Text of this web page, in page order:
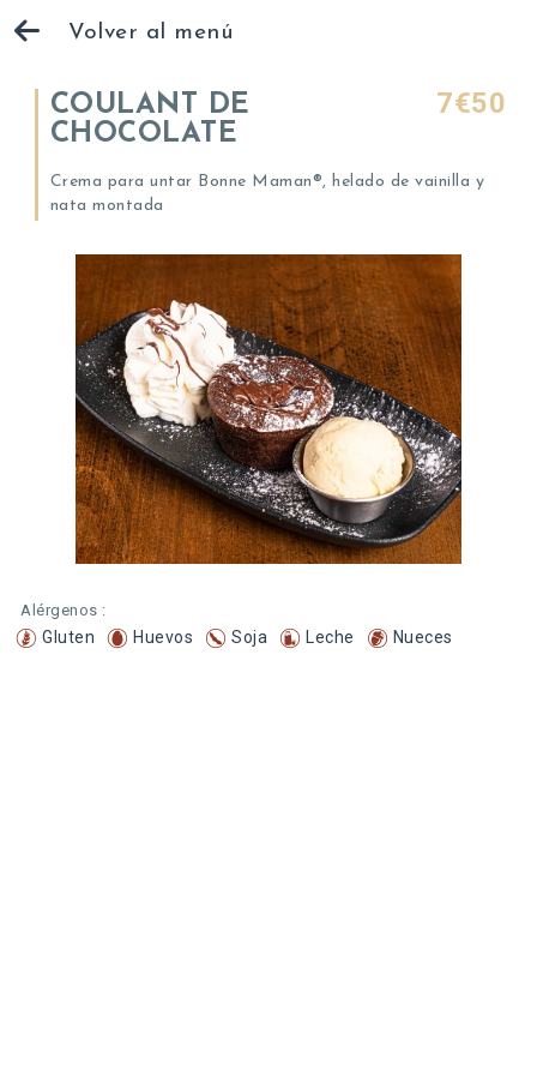
Volver al menú
COULANT DE
CHOCOLATE
7€50
Crema para untar Bonne Maman®, helado de vainilla y
nata montada
Alérgenos :
Gluten Huevos Soja Leche Nueces